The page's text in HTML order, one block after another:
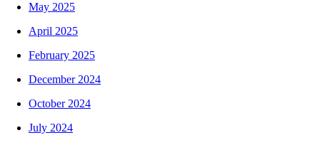
May 2025
April 2025
February 2025
December 2024
October 2024
July 2024